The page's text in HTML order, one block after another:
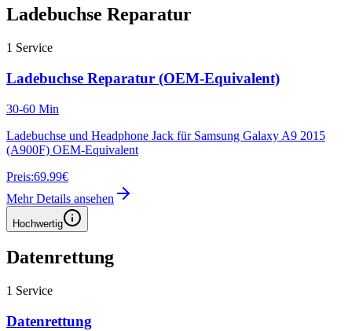
Ladebuchse Reparatur
1 Service
Ladebuchse Reparatur (OEM-Equivalent)
30-60 Min
Ladebuchse und Headphone Jack für Samsung Galaxy A9 2015
(A900F) OEM-Equivalent
Preis:69.99€
Mehr Details ansehen
Hochwertig
Datenrettung
1 Service
Datenrettung